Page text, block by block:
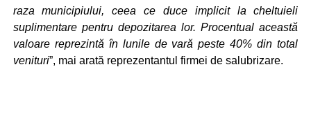
raza municipiului, ceea ce duce implicit la cheltuieli
suplimentare pentru depozitarea lor. Procentual această
valoare reprezintă în lunile de vară peste 40% din total
venituri”, mai arată reprezentantul firmei de salubrizare.